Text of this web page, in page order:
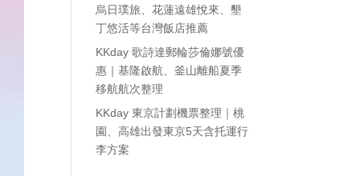
烏日璞旅、花蓮遠雄悅來、墾
丁悠活等台灣飯店推薦
KKday 歌詩達郵輪莎倫娜號優
惠｜基隆啟航、釜山離船夏季
移航航次整理
KKday 東京計劃機票整理｜桃
園、高雄出發東京5天含托運行
李方案